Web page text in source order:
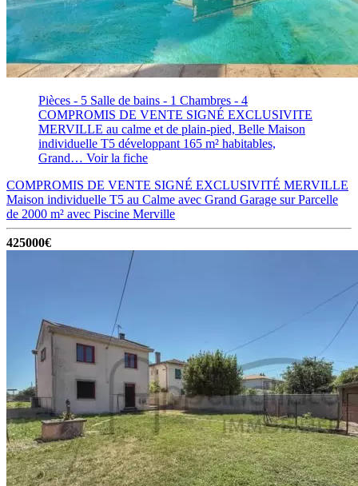
Pièces - 5 Salle de bains - 1 Chambres - 4
COMPROMIS DE VENTE SIGNÉ EXCLUSIVITE
MERVILLE au calme et de plain-pied, Belle Maison
individuelle T5 développant 165 m² habitables,
Grand… Voir la fiche
COMPROMIS DE VENTE SIGNÉ EXCLUSIVITÉ MERVILLE
Maison individuelle T5 au Calme avec Grand Garage sur Parcelle
de 2000 m² avec Piscine Merville
425000€